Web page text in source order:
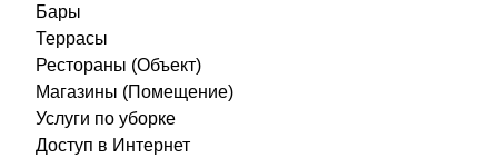
Бары
Террасы
Рестораны (Объект)
Магазины (Помещение)
Услуги по уборке
Доступ в Интернет